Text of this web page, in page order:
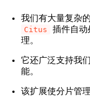
我们有大量复杂
Citus
插件自动
理。
它还广泛支持我
能。
该扩展使分片管